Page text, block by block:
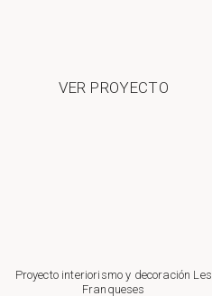
VER PROYECTO
Proyecto interiorismo y decoración Les
Franqueses